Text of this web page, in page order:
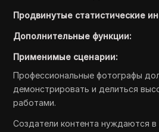
Продвинутые статистические
Дополнительные функции:
Применимые сценарии:
Профессиональные фотографы
демонстрировать и делиться
работами.
Создатели контента нуждаются в